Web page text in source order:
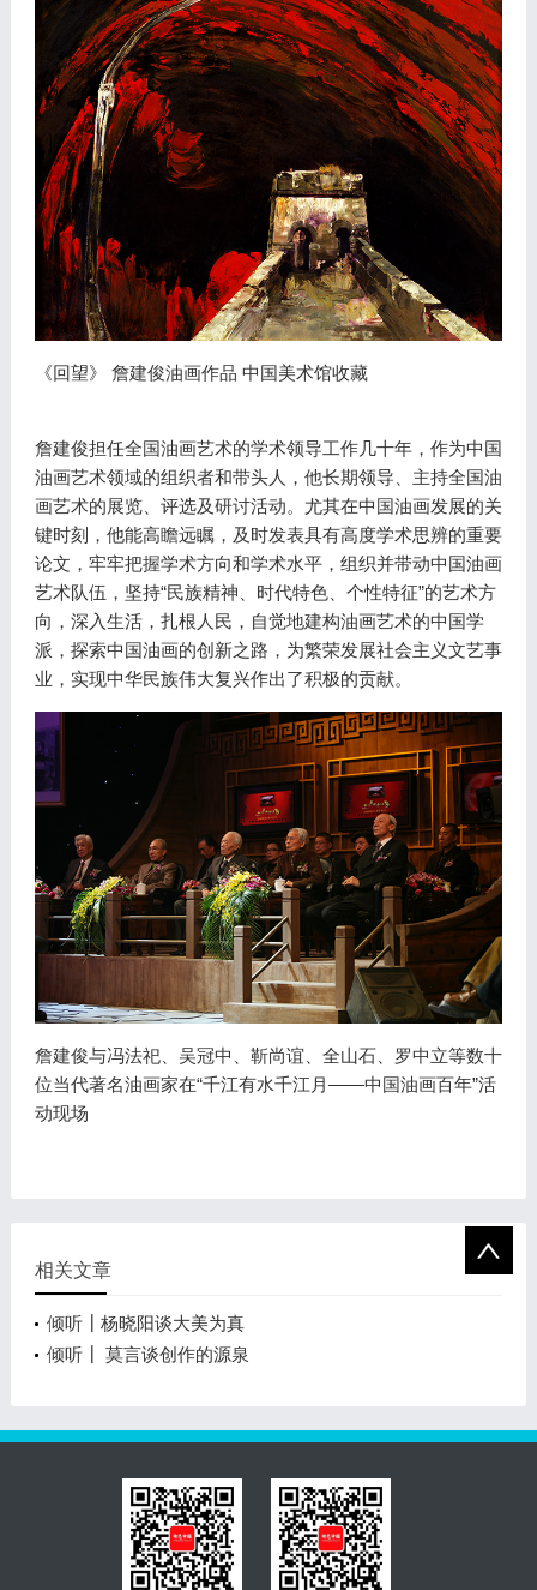
《回望》 詹建俊油画作品 中国美术馆收藏
詹建俊担任全国油画艺术的学术领导工作几十年，作为中国
油画艺术领域的组织者和带头人，他长期领导、主持全国油
画艺术的展览、评选及研讨活动。尤其在中国油画发展的关
键时刻，他能高瞻远瞩，及时发表具有高度学术思辨的重要
论文，牢牢把握学术方向和学术水平，组织并带动中国油画
艺术队伍，坚持“民族精神、时代特色、个性特征”的艺术方
向，深入生活，扎根人民，自觉地建构油画艺术的中国学
派，探索中国油画的创新之路，为繁荣发展社会主义文艺事
业，实现中华民族伟大复兴作出了积极的贡献。
詹建俊与冯法祀、吴冠中、靳尚谊、全山石、罗中立等数十
位当代著名油画家在“千江有水千江月——中国油画百年”活
动现场
相关文章
倾听┃杨晓阳谈大美为真
倾听┃ 莫言谈创作的源泉